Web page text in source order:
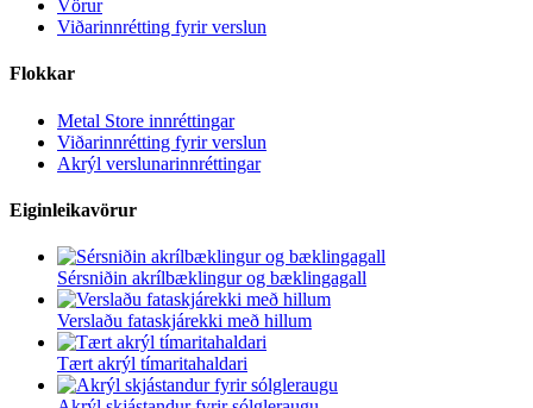
Vörur
Viðarinnrétting fyrir verslun
Flokkar
Metal Store innréttingar
Viðarinnrétting fyrir verslun
Akrýl verslunarinnréttingar
Eiginleikavörur
Sérsniðin akrílbæklingur og bæklingagall
Verslaðu fataskjárekki með hillum
Tært akrýl tímaritahaldari